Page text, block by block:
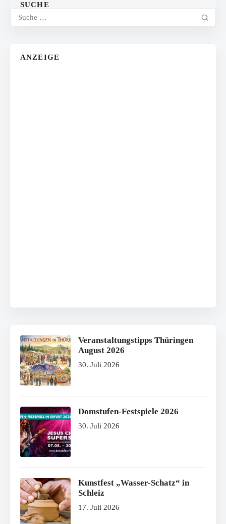
SUCHE
ANZEIGE
Veranstaltungstipps Thüringen
August 2026
30. Juli 2026
Domstufen-Festspiele 2026
30. Juli 2026
Kunstfest „Wasser-Schatz“ in
Schleiz
17. Juli 2026